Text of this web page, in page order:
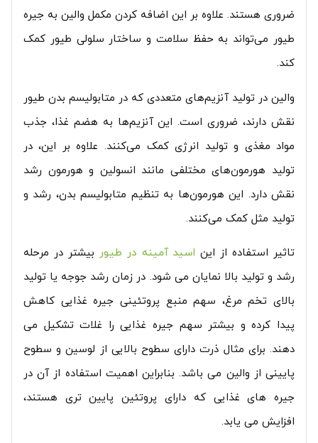
ضروری هستند. علاوه بر این اضافه کردن مکمل والین به جیره
طیور می‌تواند به حفظ سلامت و ساختار سلولی طیور کمک
کند.
والین در تولید آنزیم‌های متعددی که در متابولیسم بدن طیور
نقش دارند، ضروری است. این آنزیم‌ها به هضم غذا، جذب
مواد مغذی و تولید انرژی کمک می‌کنند. علاوه بر این، در
تولید هورمون‌های مختلفی مانند انسولین و هورمون رشد
نقش دارد. این هورمون‌ها به تنظیم متابولیسم بدن، رشد و
تولید مثل کمک می‌کنند.
تاثیر استفاده از این اسید آمینه در طیور بیشتر در مرحله
رشد و تولید بالا نمایان می شود. در زمان رشد جوجه یا تولید
بالای تخم مرغ، سهم منبع پروتئینی جیره غذایی کاهش
پیدا کرده و بیشتر سهم جیره غذایی را غلات تشکیل می
دهند. برای مثال ذرت دارای سطوح بالایی از لوسین و سطوح
پایینی از والین می باشد. بنابراین اهمیت استفاده از آن در
جیره های غذایی که دارای پروتئین پایین تری هستند،
افزایش می یابد.